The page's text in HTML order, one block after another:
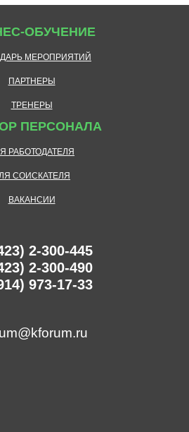
ОБУЧЕНИЕ
МЕРОПРИЯТИЙ
ПАРТНЕРЫ
ТРЕНЕРЫ
ПЕРСОНАЛА
РАБОТОДАТЕЛЯ
СОИСКАТЕЛЯ
ВАКАНСИИ
2-300-445
2-300-490
973-17-33